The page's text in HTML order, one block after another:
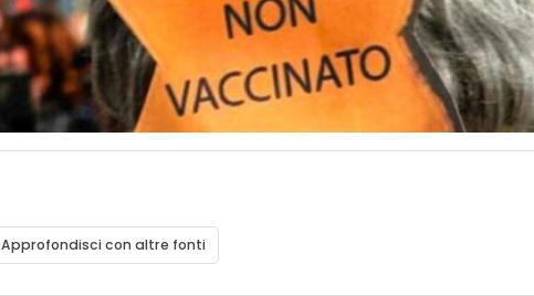
Approfondisci con altre fonti